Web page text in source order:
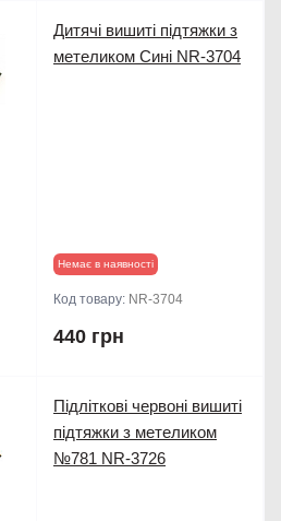
Дитячі вишиті підтяжки з
метеликом Сині NR-3704
Немає в наявності
Код товару: NR-3704
440 грн
Підліткові червоні вишиті
підтяжки з метеликом
№781 NR-3726